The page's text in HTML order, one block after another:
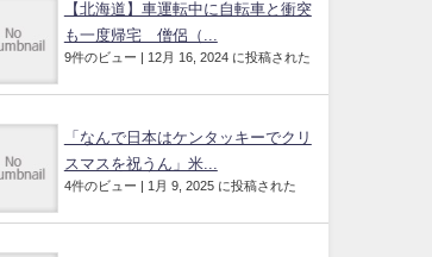
【北海道】車運転中に自転車と衝突
も一度帰宅 僧侶（...
9件のビュー 12月 16, 2024 に投稿された
「なんで日本はケンタッキーでクリ
スマスを祝うん」米...
4件のビュー 1月 9, 2025 に投稿された